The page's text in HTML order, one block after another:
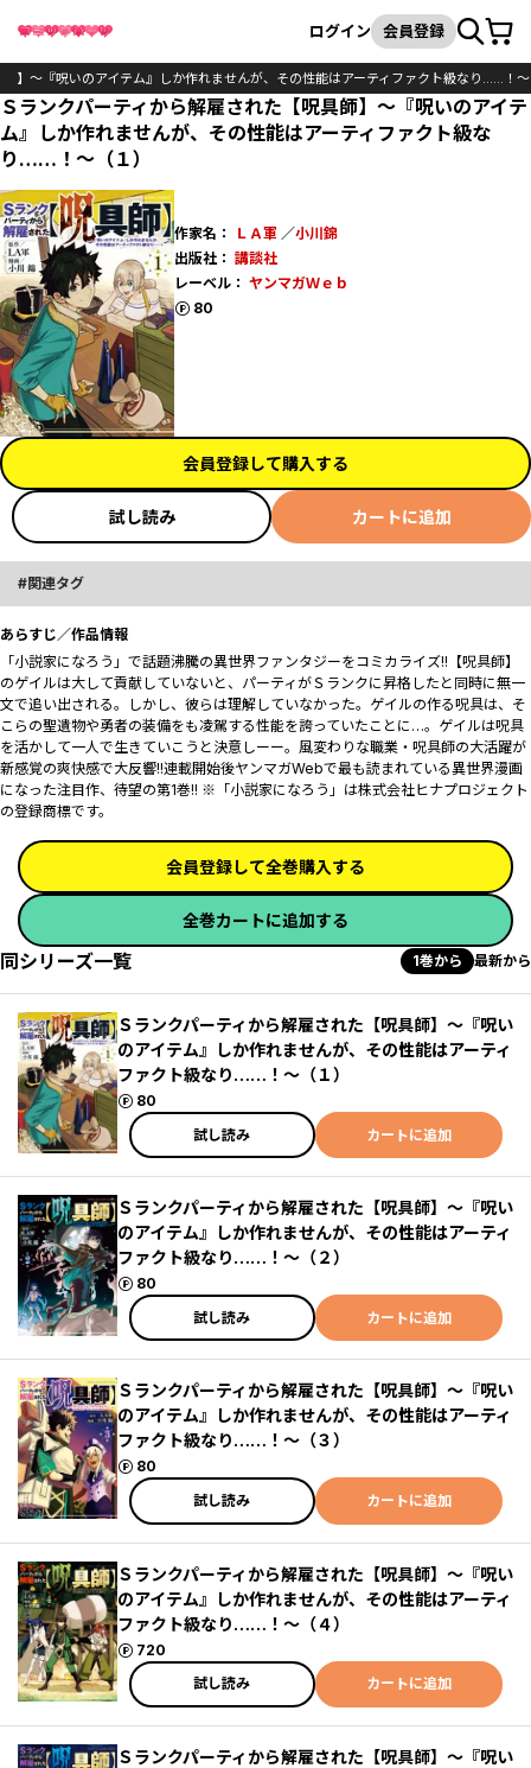
検索
ログイン 会員登録カート
】～『呪いのアイテム』しか作れませんが、その性能はアーティファクト級なり……！～
Ｓランクパーティから解雇された【呪具師】～『呪いのアイテ
ム』しか作れませんが、その性能はアーティファクト級な
り……！～（１）
作家名： ＬＡ軍 ／小川錦
出版社： 講談社
レーベル： ヤンマガＷｅｂ
80
ポイント
会員登録して購入する
試し読み カートに追加
関連タグ
あらすじ／作品情報
「小説家になろう」で話題沸騰の異世界ファンタジーをコミカライズ!!【呪具師】
のゲイルは大して貢献していないと、パーティがＳランクに昇格したと同時に無一
文で追い出される。しかし、彼らは理解していなかった。ゲイルの作る呪具は、そ
こらの聖遺物や勇者の装備をも凌駕する性能を誇っていたことに…。ゲイルは呪具
を活かして一人で生きていこうと決意しーー。風変わりな職業・呪具師の大活躍が
新感覚の爽快感で大反響!!連載開始後ヤンマガWebで最も読まれている異世界漫画
になった注目作、待望の第1巻!! ※「小説家になろう」は株式会社ヒナプロジェクト
の登録商標です。
会員登録して全巻購入する
全巻カートに追加する
同シリーズ一覧 1巻から 最新から
Ｓランクパーティから解雇された【呪具師】～『呪い
のアイテム』しか作れませんが、その性能はアーティ
ファクト級なり……！～（１）
80
ポイント
試し読み
カートに追加
Ｓランクパーティから解雇された【呪具師】～『呪い
のアイテム』しか作れませんが、その性能はアーティ
ファクト級なり……！～（２）
80
ポイント
試し読み
カートに追加
Ｓランクパーティから解雇された【呪具師】～『呪い
のアイテム』しか作れませんが、その性能はアーティ
ファクト級なり……！～（３）
80
ポイント
試し読み
カートに追加
Ｓランクパーティから解雇された【呪具師】～『呪い
のアイテム』しか作れませんが、その性能はアーティ
ファクト級なり……！～（４）
720
ポイント
試し読み
カートに追加
Ｓランクパーティから解雇された【呪具師】～『呪い